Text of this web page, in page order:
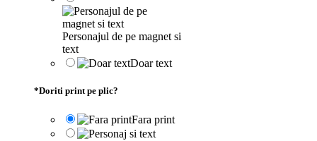
Personajul de pe magnet si
text
Doar text
*Doriti print pe plic?
Fara print